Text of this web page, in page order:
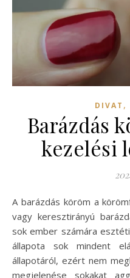
DIVAT ,
Barázdás
kezelési
A barázdás köröm a körömfelszínen megjelenő, hosszanti
vagy keresztirányú
sok ember számára
állapota sok mindent
állapotáról, ezért nem
megjelenése sokakat